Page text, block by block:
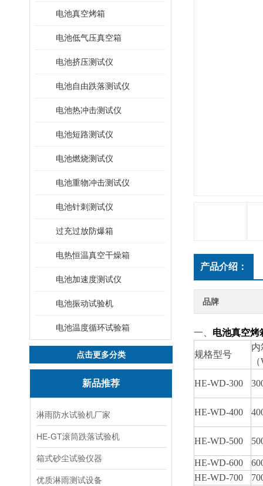
电池真空烤箱
电池低气压真空箱
电池挤压测试仪
电池自由跌落测试仪
电池热冲击测试仪
电池短路测试仪
电池燃烧测试仪
电池重物冲击测试仪
电池针刺测试仪
过充过放防爆箱
电热恒温真空干燥箱
电池加速度测试仪
电池振动试验机
电池温度循环试验箱
点击更多分类
新品推荐
淋雨防水试验机厂家
HE-GT滚筒跌落试验机
箱式砂尘试验仪器
优质淋雨测试设备
产品介绍：
品牌
一、 电池真空烤
规格型号
内
HE-WD-300
HE-WD-400
HE-WD-500
HE-WD-600
HE-WD-700